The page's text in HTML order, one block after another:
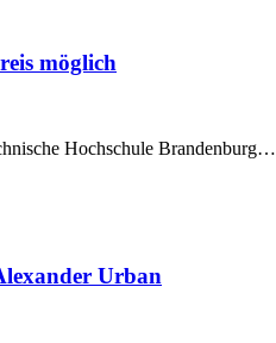
möglich
Hochschule Brandenburg…
Urban